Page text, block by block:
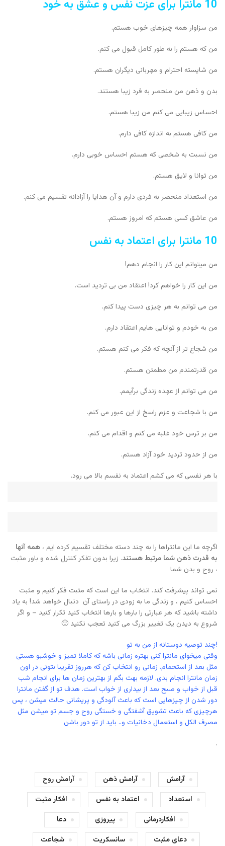
10 مانترا برای عزت نفس و عشق به خود
من سزاوار همه چیزهای خوب هستم.
من که هستم را به طور کامل قبول می کنم.
من شایسته احترام و مهربانی دیگران هستم.
بدن و ذهن من منحصر به فرد زیبا هستند.
احساس زیبایی می کنم من زیبا هستم.
من کافی هستم به اندازه کافی دارم.
من نسبت به شخصی که هستم احساس خوبی دارم.
من توانا و لایق هستم.
من استعداد منحصر به فردی دارم و آن هدایا را آزادانه تقسیم می کنم.
من عاشق کسی هستم که امروز هستم.
10 مانترا برای اعتماد به نفس
من میتوانم این کار را انجام دهم!
من این کار را خواهم کرد! اعتقاد من بی تردید است.
من می توانم به هر چیزی دست پیدا کنم.
من به خودم و توانایی هایم اعتقاد دارم.
من شجاع تر از آنچه که فکر می کنم هستم.
من قدرتمندم من مطمئن هستم.
من می توانم از عهده زندگی برآیمم.
من با شجاعت و عزم راسخ از این عبور می کنم.
من بر ترس خود غلبه می کنم و اقدام می کنم.
من از حدود تردید خود آزاد هستم.
با هر نفسی که می کشم اعتماد به نفسم بالا می رود.
اگرچه ما این مانتراها را به چند دسته مختلف تقسیم کرده ایم ، همه آنها
به قدرت ذهن شما مرتبط هستند. زیرا بدون تفکر کنترل شده و باور مثبت
، روح و بدن شما
نمی تواند پیشرفت کند. انتخاب ما این است که مثبت فکر کنیم و مثبت
احساس کنیم ، و زندگی ما به زودی در راستای آن دنبال خواهد شد! به یاد
داشته باشید که هر عبارتی را بارها و بارها انتخاب کنید تکرار کنید – و اگر
شروع به دیدن یک تغییر بزرگ می کنید تعجب نکنید 🙂
چند توصیه دوستانه از من به تو!
وقتی میخوای مانترا کنی بهتره زمانی باشه که کاملا تمیز و خوشبو هستی
مثل بعد از استحمام. زمانی رو انتخاب کن که هرروز تقریبا بتونی در اون
زمان مانترا انجام بدی. لازمه بهت بگم از بهترین زمان ها برای انجام شب
قبل از خواب و صبح بعد از بیداری از خواب است. هدف تو از گفتن مانترا
دور شدن از چیزهایی است که باعث آلودگی و پریشانی حالت میشن ، پس
هرچیزی که باعث تشویق آشفتگی و خستگی روح و جسم تو میشن مثل
مصرف الکل و استعمال دخانیات و.. باید از تو دور باشن
.
آرامش آرامش ذهن
آرامش روح
استعداد
اعتماد به نفس
افکار مثبت
افکاردرمانی
پیروزی
دعا
دعای مثبت
سانسکریت
شجاعت